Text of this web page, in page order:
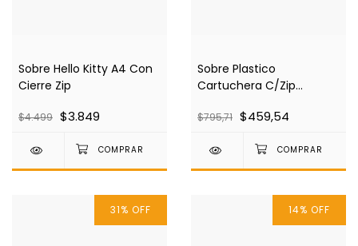
Sobre Hello Kitty A4 Con
Cierre Zip
$4.499 $3.849
Sobre Plastico
Cartuchera C/Zip
$795,71 $459,54
31% OFF 14% OFF